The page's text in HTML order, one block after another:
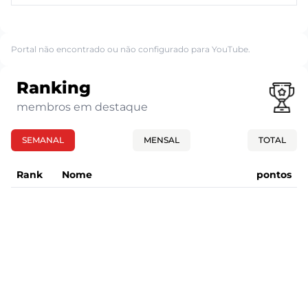
Portal não encontrado ou não configurado para YouTube.
Ranking
membros em destaque
SEMANAL MENSAL TOTAL
Rank Nome pontos